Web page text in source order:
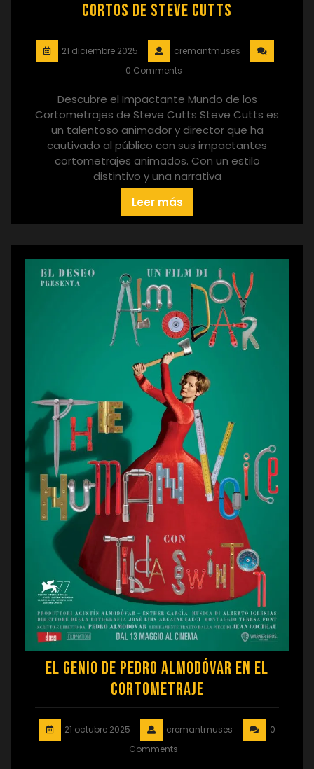
Cortos de Steve Cutts
21 diciembre 2025
cremantmuses
0 Comments
Descubre el Impactante Mundo de los
Cortometrajes de Steve Cutts Steve Cutts es
un talentoso animador y director que ha
cautivado al público con sus impactantes
cortometrajes animados. Con un estilo
distintivo y una narrativa
Leer más
El Genio de Pedro Almodóvar en el
Cortometraje
21 octubre 2025 cremantmuses
0
Comments